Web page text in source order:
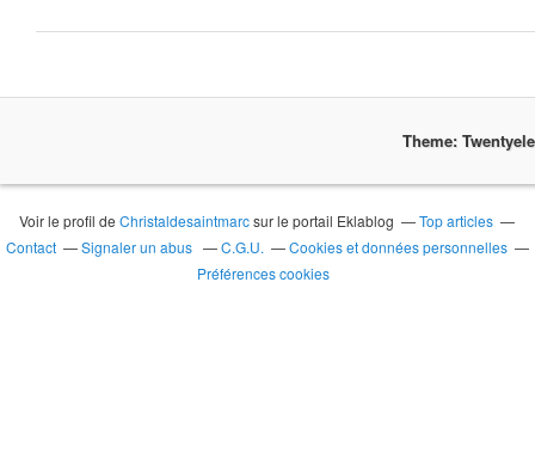
Theme:
Voir le profil deChristaldesaintmarcsur le portail Eklablog
Top articles
Contact
Signaler un abus C.G.U.
Cookies et données personnelles
Préférences cookies